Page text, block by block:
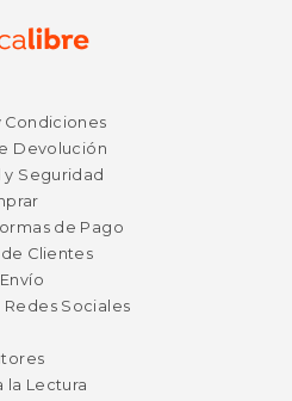
Condiciones
Devolución
y Seguridad
de Pago
Clientes
Sociales
la Lectura